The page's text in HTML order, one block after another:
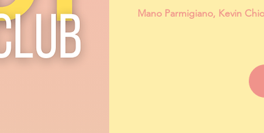
Mano Parmigiano, Kevin